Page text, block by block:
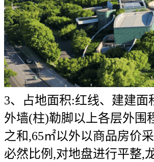
3、占地面积:红线、建建面
外墙(柱)勒脚以上各层外围
之和,65㎡以外以商品房价
必然比例,对地盘进行平整,